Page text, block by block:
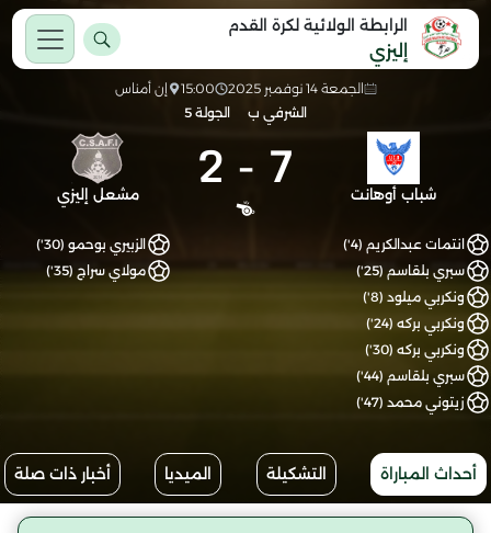
الرابطة الولائية لكرة القدم
إليزي
الجمعة 14 نوفمبر 2025 15:00
إن أمناس
الشرفي ب
الجولة 5
شباب أوهانت 7
-
2 مشعل إليزي
انتمات عبدالكريم (4')
سبري بلقاسم (25')
ونكربي ميلود (8')
ونكربي بركه (24')
ونكربي بركه (30')
سبري بلقاسم (44')
زيتوني محمد (47')
الزبيري بوحمو (30')
مولاي سراج (35')
أحداث المباراة التشكيلة الميديا أخبار ذات صلة